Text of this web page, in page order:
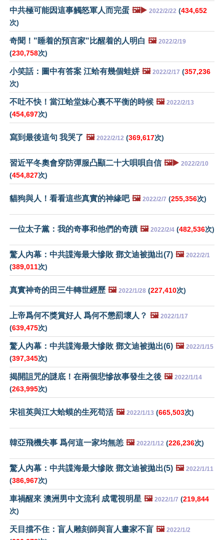
中共極可能因這事觸怒軍人而完蛋 🖼️▶️ 2022/2/22 (434,652
次)
奇聞！"睡着的預言家"比醒着的人明白 🖼️ 2022/2/19
(230,758次)
小笑話：圖中有答案 江蛤有幾個蛙姘 🖼️ 2022/2/17 (357,236
次)
不吐不快！當江蛤堂妹心裏不平衡的時候 🖼️ 2022/2/13
(454,697次)
寫到最後這句 我哭了 🖼️ 2022/2/12 (369,617次)
習近平冬奧會穿防彈服凸顯二十大唄唄自信 🖼️▶️ 2022/2/10
(454,827次)
貓狗與人！看看這些真實的神緣吧 🖼️ 2022/2/7 (255,356次)
一位太子黨：我的奇事和他們的奇蹟 🖼️ 2022/2/4 (482,536次)
驚人內幕：中共諜海最大慘敗 鄧文迪被拋出(7) 🖼️ 2022/2/1
(389,011次)
真實神奇的田三牛轉世經歷 🖼️ 2022/1/28 (227,410次)
上帝爲何不獎賞好人 爲何不懲罰壞人？ 🖼️ 2022/1/17
(639,475次)
驚人內幕：中共諜海最大慘敗 鄧文迪被拋出(6) 🖼️ 2022/1/15
(397,345次)
揭開詛咒的謎底！在兩個悲慘故事發生之後 🖼️ 2022/1/14
(263,995次)
宋祖英與江大蛤蟆的生死苟活 🖼️ 2022/1/13 (665,503次)
韓亞飛機失事 爲何這一家均無恙 🖼️ 2022/1/12 (226,236次)
驚人內幕：中共諜海最大慘敗 鄧文迪被拋出(5) 🖼️ 2022/1/11
(386,967次)
車禍醒來 澳洲男中文流利 成電視明星 🖼️ 2022/1/7 (219,844
次)
天目擋不住：盲人雕刻師與盲人畫家不盲 🖼️ 2022/1/2